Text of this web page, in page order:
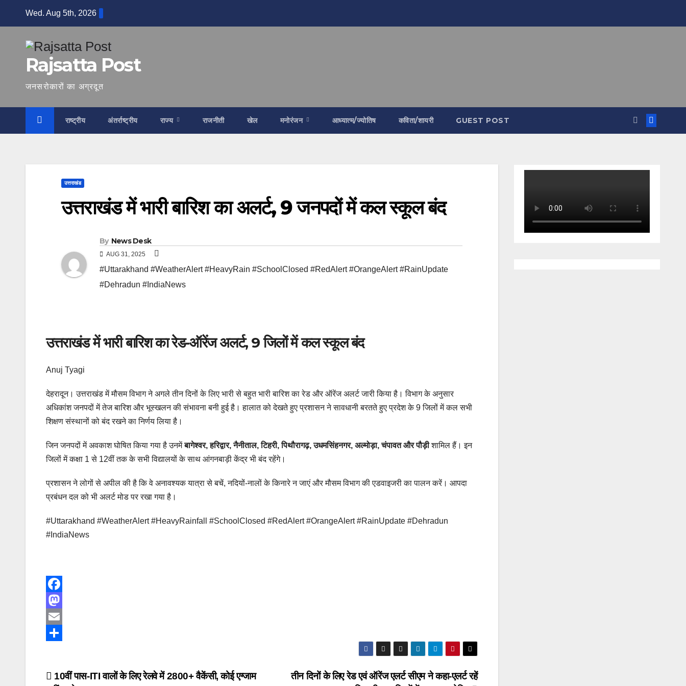
Wed. Aug 5th, 2026
Rajsatta Post
जनसरोकारों का अग्रदूत
राष्ट्रीय अंतर्राष्ट्रीय राज्य राजनीती खेल मनोरंजन आध्यात्म/ज्योतिष कविता/शायरी GUEST POST
उत्तराखंड
उत्तराखंड में भारी बारिश का अलर्ट, 9 जनपदों में कल स्कूल बंद
By News Desk
AUG 31, 2025
#Uttarakhand #WeatherAlert #HeavyRain #SchoolClosed #RedAlert #OrangeAlert #RainUpdate
#Dehradun #IndiaNews
उत्तराखंड में भारी बारिश का रेड-ऑरेंज अलर्ट, 9 जिलों में कल स्कूल बंद
Anuj Tyagi
देहरादून। उत्तराखंड में मौसम विभाग ने अगले तीन दिनों के लिए भारी से बहुत भारी बारिश का रेड और ऑरेंज अलर्ट जारी किया है। विभाग के अनुसार
अधिकांश जनपदों में तेज बारिश और भूस्खलन की संभावना बनी हुई है। हालात को देखते हुए प्रशासन ने सावधानी बरतते हुए प्रदेश के 9 जिलों में कल सभी
शिक्षण संस्थानों को बंद रखने का निर्णय लिया है।
जिन जनपदों में अवकाश घोषित किया गया है उनमेंबागेश्वर, हरिद्वार, नैनीताल, टिहरी, पिथौरागढ़, उधमसिंहनगर, अल्मोड़ा, चंपावत और पौड़ीशामिल हैं। इन
जिलों में कक्षा 1 से 12वीं तक के सभी विद्यालयों के साथ आंगनबाड़ी केंद्र भी बंद रहेंगे।
प्रशासन ने लोगों से अपील की है कि वे अनावश्यक यात्रा से बचें, नदियों-नालों के किनारे न जाएं और मौसम विभाग की एडवाइजरी का पालन करें। आपदा
प्रबंधन दल को भी अलर्ट मोड पर रखा गया है।
#Uttarakhand #WeatherAlert #HeavyRainfall #SchoolClosed #RedAlert #OrangeAlert #RainUpdate #Dehradun
#IndiaNews
F
a
c
o
M
a
o
E
ia
Post
तीन दिनों के लिए रेड एवं ऑरेंज एलर्ट सीएम ने कहा-एलर्ट रहें
10वीं पास-ITI वालों के लिए रेलवे में 2800+ वैकेंसी, कोई एग्जाम